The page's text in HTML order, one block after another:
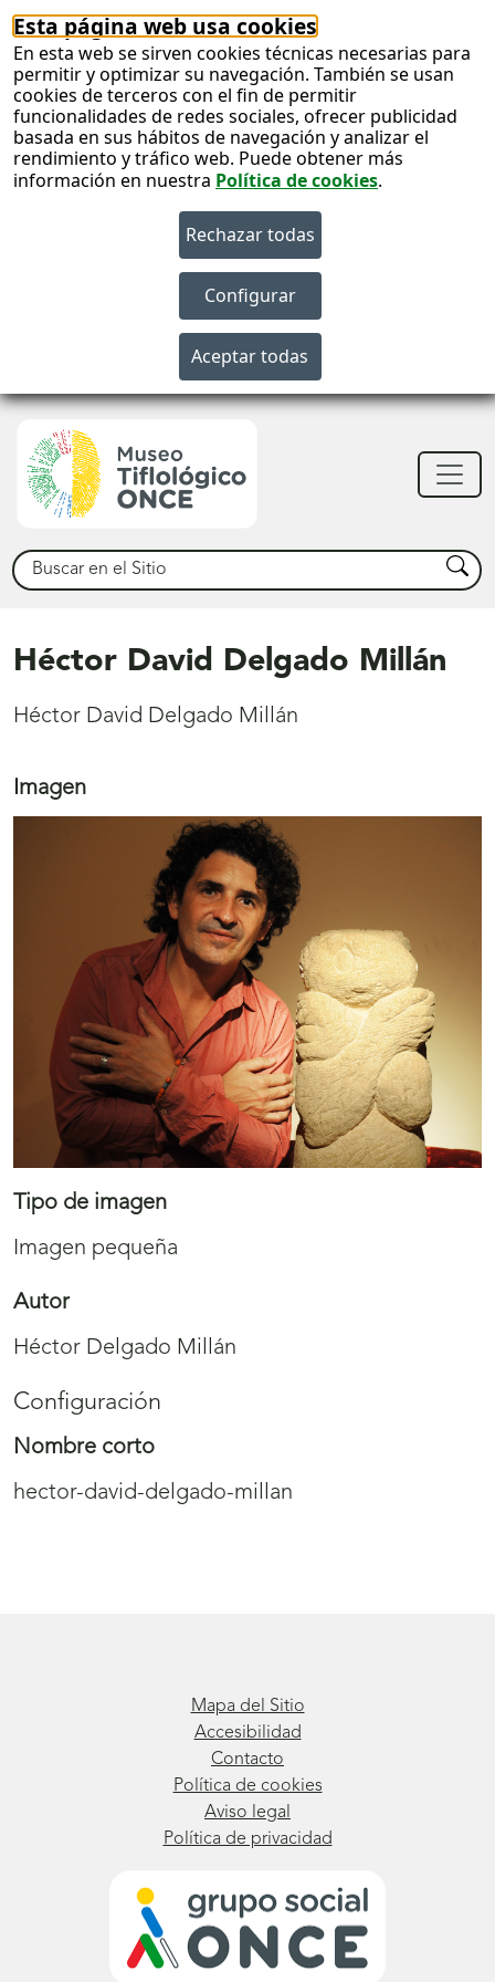
Esta página web usa cookies
En esta web se sirven cookies técnicas necesarias para
permitir y optimizar su navegación. También se usan
cookies de terceros con el fin de permitir
funcionalidades de redes sociales, ofrecer publicidad
basada en sus hábitos de navegación y analizar el
rendimiento y tráfico web. Puede obtener más
información en nuestra Política de cookies.
Buscar Buscar
Héctor David Delgado Millán
Héctor David Delgado Millán
Imagen
Tipo de imagen
Imagen pequeña
Autor
Héctor Delgado Millán
Configuración
Nombre corto
hector-david-delgado-millan
Mapa del Sitio
Accesibilidad
Contacto
Política de cookies
Aviso legal
Política de privacidad